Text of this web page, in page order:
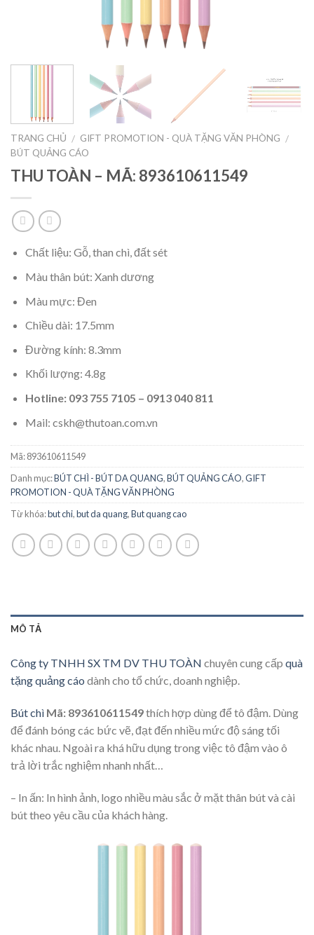
TRANG CHỦ / GIFT PROMOTION - QUÀ TẶNG VĂN PHÒNG /
BÚT QUẢNG CÁO
THU TOÀN – MÃ: 893610611549
Chất liệu: Gỗ, than chì, đất sét
Màu thân bút: Xanh dương
Màu mực: Đen
Chiều dài: 17.5mm
Đường kính: 8.3mm
Khối lượng: 4.8g
Hotline: 093 755 7105 – 0913 040 811
Mail: cskh@thutoan.com.vn
Mã:893610611549
Danh mục:BÚT CHÌ - BÚT DA QUANG,BÚT QUẢNG CÁO,GIFT
PROMOTION - QUÀ TẶNG VĂN PHÒNG
Từ khóa:but chi,but da quang,But quang cao
MÔ TẢ
Công ty TNHH SX TM DV THU TOÀN chuyên cung cấp quà
tặng quảng cáo dành cho tổ chức, doanh nghiệp.
Bút chì Mã: 893610611549thích hợp dùng để tô đậm. Dùng
để đánh bóng các bức vẽ, đạt đến nhiều mức độ sáng tối
khác nhau. Ngoài ra khá hữu dụng trong việc tô đậm vào ô
trả lời trắc nghiệm nhanh nhất…
– In ấn: In hình ảnh, logo nhiều màu sắc ở mặt thân bút và cài
bút theo yêu cầu của khách hàng.